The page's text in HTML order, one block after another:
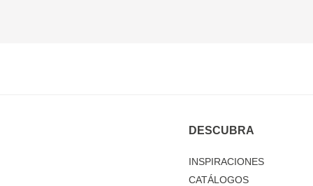
DESCUBRA
INSPIRACIONES
CATÁLOGOS